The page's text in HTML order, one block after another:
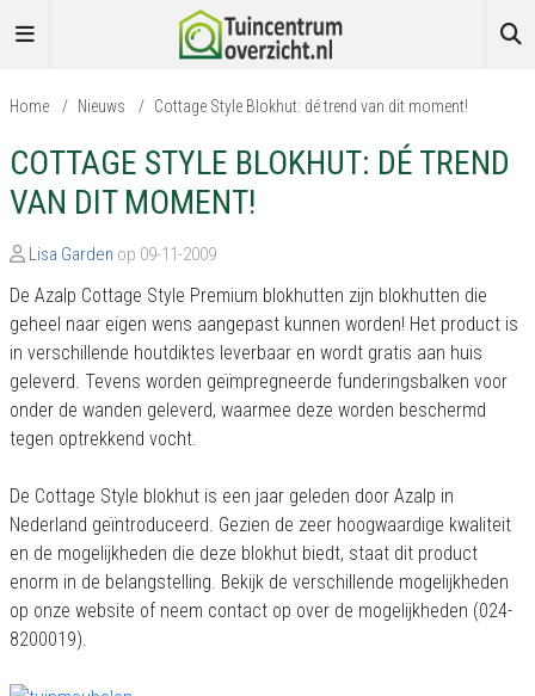
Home / Nieuws / Cottage Style Blokhut: dé trend van dit moment!
COTTAGE STYLE BLOKHUT: DÉ TREND
VAN DIT MOMENT!
Lisa Garden op 09-11-2009
De Azalp Cottage Style Premium blokhutten zijn blokhutten die
geheel naar eigen wens aangepast kunnen worden! Het product is
in verschillende houtdiktes leverbaar en wordt gratis aan huis
geleverd. Tevens worden geïmpregneerde funderingsbalken voor
onder de wanden geleverd, waarmee deze worden beschermd
tegen optrekkend vocht.
De Cottage Style blokhut is een jaar geleden door Azalp in
Nederland geïntroduceerd. Gezien de zeer hoogwaardige kwaliteit
en de mogelijkheden die deze blokhut biedt, staat dit product
enorm in de belangstelling. Bekijk de verschillende mogelijkheden
op onze website of neem contact op over de mogelijkheden (024-
8200019).